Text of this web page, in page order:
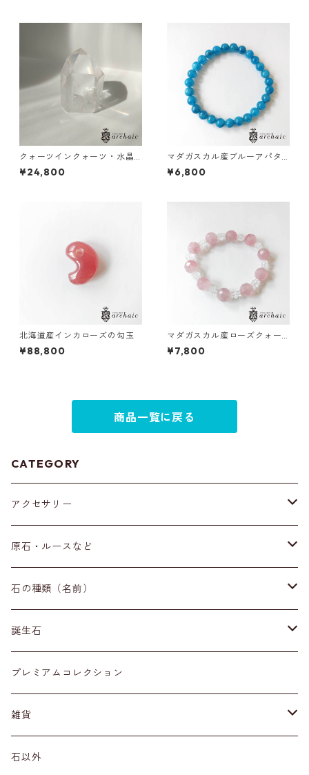
クォーツインクォーツ・水晶
のポイント(155g)
¥24,800
マダガスカル産ブルーアパタ
イトのブレスレット(6.5mm)
¥6,800
北海道産インカローズの勾玉
¥88,800
マダガスカル産ローズクォー
ツと水晶のブレスレット
¥7,800
商品一覧に戻る
CATEGORY
アクセサリー
ブレスレット
イヤリング・ピアス
ネックレス・ペンダントトップ
リング
材質
プラチナ
その他アクセサリー
原石・ルースなど
原石
丸玉
標本
磨き石
ルース
石の種類（名前）
ア行
アイオライト
アクアマリン
カ行
カーネリアン
カイヤナイト
サ行
サファイア
タ行
誕生石
１月
２月
３月
プレミアムコレクション
雑貨
天然石雑貨
石以外